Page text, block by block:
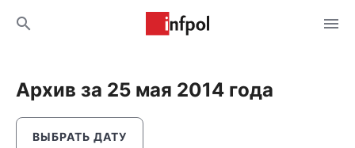
Архив за 25 мая 2014 года
ВЫБРАТЬ ДАТУ